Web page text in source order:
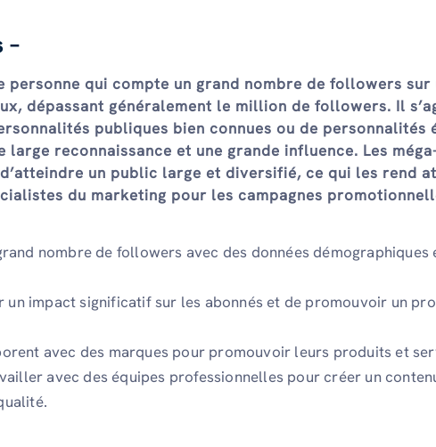
–
personne qui compte un grand nombre de followers sur
dépassant généralement le million de followers. Il
publiques bien connues ou de personnalités
large reconnaissance et une grande influence. Les
un public large et diversifié, ce qui les rend
du marketing pour les campagnes
nombre de followers avec des données démographiques
un impact significatif sur les abonnés et de promouvoir un
avec des marques pour promouvoir leurs produits et
avec des équipes professionnelles pour créer un